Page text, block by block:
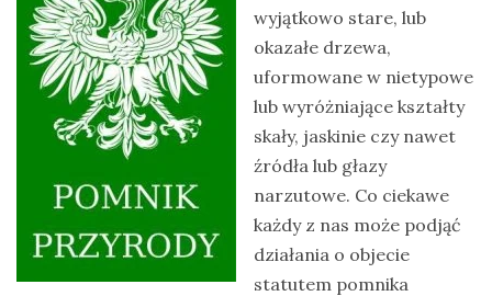
wyjątkowo stare, lub
okazałe drzewa,
uformowane w nietypowe
lub wyróżniające kształty
skały, jaskinie czy nawet
źródła lub głazy
narzutowe. Co ciekawe
każdy z nas może podjąć
działania o objecie
statutem pomnika